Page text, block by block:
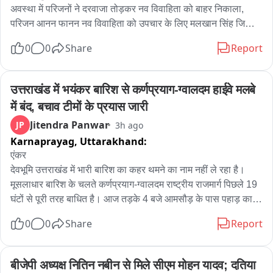
अवस्था में परिजनों ने दरवाजा तोड़कर नव विवाहिता को बाहर निकाला,
परिजन आनन फानन नव विवाहिता को उपचार के लिए मलखान सिंह जिला
कॉलेज के लिए किया रेफर, अलीगढ़ के थाना गांधी पार्क के इलाके के
0 0 Share Report
उत्तराखंड में भयंकर बारिश से कर्णप्रयाग-ग्वालदम हाईवे मलबे
में बंद, बचाव टीमों के प्रयास जारी
JP Jitendra Panwar 3h ago
Karnaprayag, Uttarakhand:
एंकर
देवभूमि उत्तराखंड में भारी बारिश का कहर थमने का नाम नहीं ले रहा है।
मूसलाधार बारिश के चलते कर्णप्रयाग-ग्वालदम राष्ट्रीय राजमार्ग पिछले 19
घंटों से पूरी तरह बाधित है। आज तड़के 4 बजे आमसौड़ के पास पहाड़ का
और चट्टानों के ढेर में तब्दील हो गया। पहाड़ी से चट्टान टूटने से बिजली
हुआ है। बीआरओ मार्ग को खोलने का प्रयास कर रहा है।
0 0 Share Report
बीजेपी अध्यक्ष नितिन नबीन से मिले सीएम मोहन यादव; दतिया